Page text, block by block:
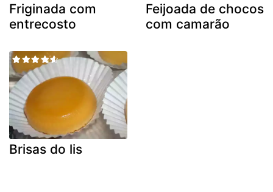
Friginada com
entrecosto
Feijoada de chocos
com camarão
Brisas do lis